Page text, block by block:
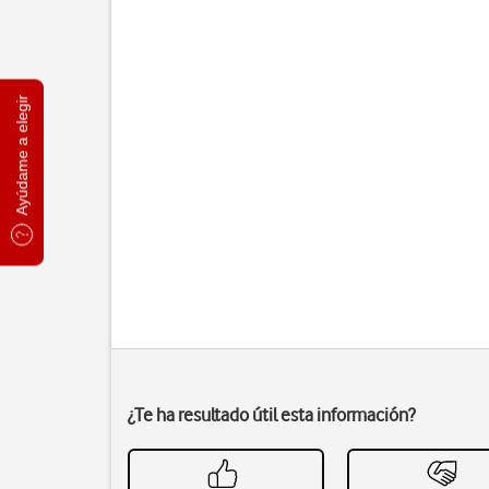
Ayúdame a elegir
¿Te ha resultado útil esta información?